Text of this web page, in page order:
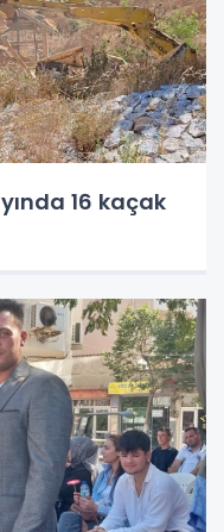
16 kaçak